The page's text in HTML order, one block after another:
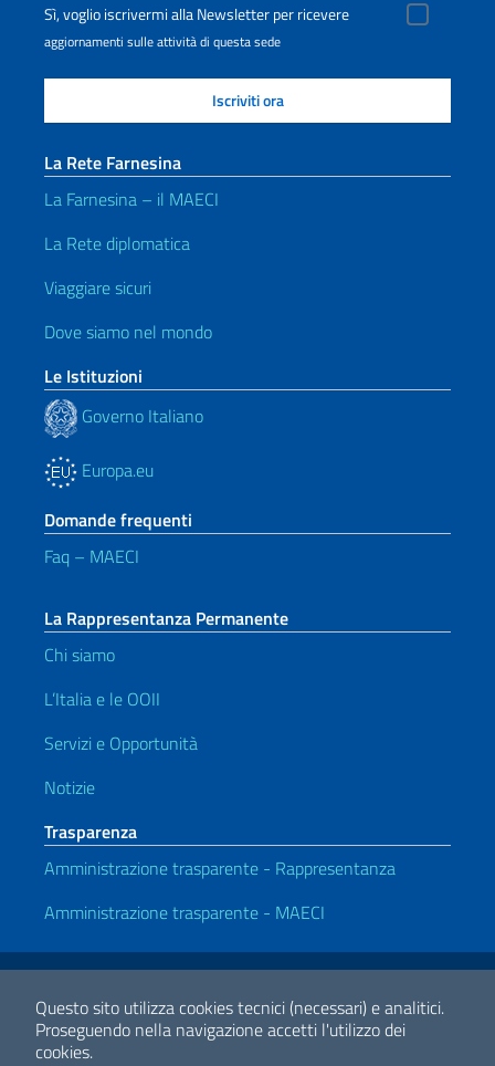
Questo sito utilizza cookies tecnici (necessari) e analitici.
Proseguendo nella navigazione accetti l'utilizzo dei
cookies.
Sì, voglio iscrivermi alla Newsletter per ricevere
aggiornamenti sulle attività di questa sede
La Rete Farnesina
La Farnesina – il MAECI
La Rete diplomatica
Viaggiare sicuri
Dove siamo nel mondo
Le Istituzioni
Governo Italiano
Europa.eu
Domande frequenti
Faq – MAECI
La Rappresentanza Permanente
Chi siamo
L’Italia e le OOII
Servizi e Opportunità
Notizie
Trasparenza
Amministrazione trasparente - Rappresentanza
Amministrazione trasparente - MAECI
Link Utili